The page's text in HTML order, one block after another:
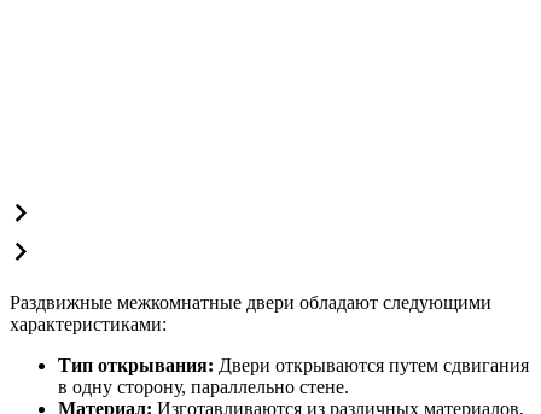
Раздвижные межкомнатные двери обладают следующими
характеристиками:
Тип открывания: Двери открываются путем сдвигания
в одну сторону, параллельно стене.
Материал: Изготавливаются из различных материалов,